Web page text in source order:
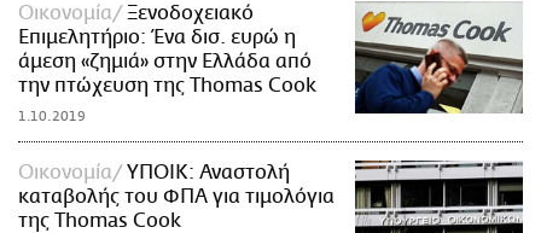
Οικονομία
Ξενοδοχειακό
Επιμελητήριο: Ένα δισ. ευρώ η
άμεση «ζημιά» στην Ελλάδα από
την πτώχευση της Thomas Cook
1.10.2019
Οικονομία
ΥΠΟΙΚ: Αναστολή
καταβολής του ΦΠΑ για τιμολόγια
της Thomas Cook